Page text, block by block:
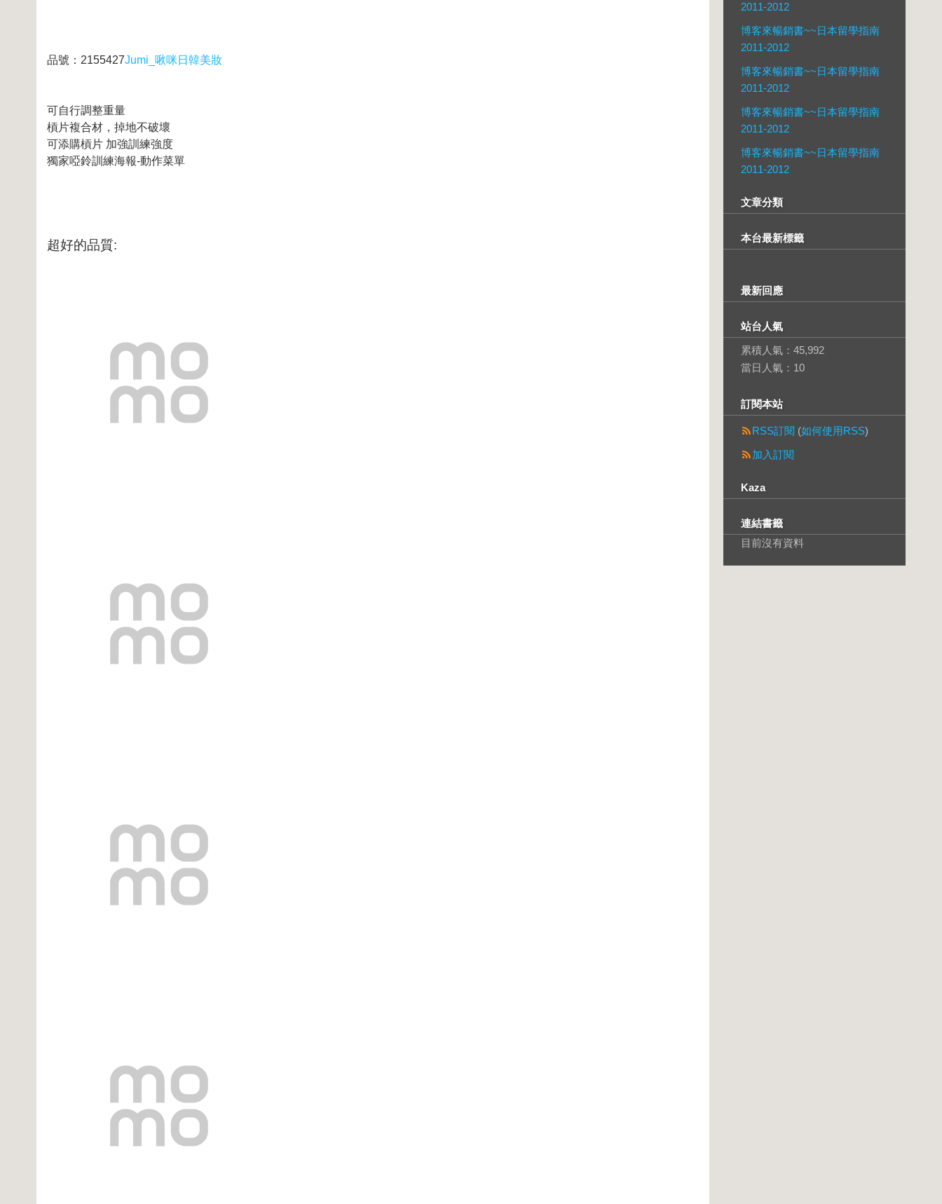
品號：2155427Jumi_啾咪日韓美妝
可自行調整重量
槓片複合材，掉地不破壞
可添購槓片 加強訓練強度
獨家啞鈴訓練海報-動作菜單
超好的品質:
2011-2012
博客來暢銷書~~日本留學指南
2011-2012
博客來暢銷書~~日本留學指南
2011-2012
博客來暢銷書~~日本留學指南
2011-2012
博客來暢銷書~~日本留學指南
2011-2012
文章分類
本台最新標籤
最新回應
站台人氣
累積人氣： 45,992
當日人氣： 10
訂閱本站
RSS訂閱 (如何使用RSS)
加入訂閱
Kaza
連結書籤
目前沒有資料